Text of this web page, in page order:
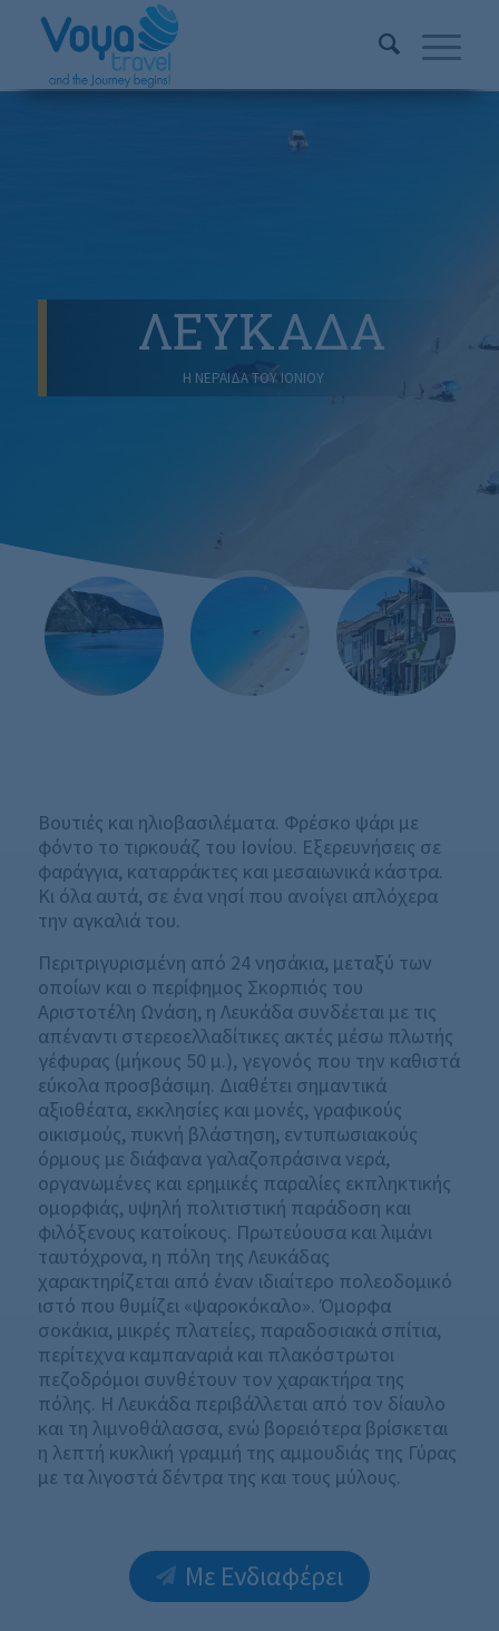
ΛΕΥΚΑΔΑ
Η ΝΕΡΑΙΔΑ ΤΟΥ ΙΟΝΙΟΥ
Βουτιές και ηλιοβασιλέματα. Φρέσκο ψάρι με
φόντο το τιρκουάζ του Ιονίου. Εξερευνήσεις σε
φαράγγια, καταρράκτες και μεσαιωνικά κάστρα.
Κι όλα αυτά, σε ένα νησί που ανοίγει απλόχερα
την αγκαλιά του.
Περιτριγυρισμένη από 24 νησάκια, μεταξύ των
οποίων και ο περίφημος Σκορπιός του
Αριστοτέλη Ωνάση, η Λευκάδα συνδέεται με τις
απέναντι στερεοελλαδίτικες ακτές μέσω πλωτής
γέφυρας (μήκους 50 μ.), γεγονός που την καθιστά
εύκολα προσβάσιμη. Διαθέτει σημαντικά
αξιοθέατα, εκκλησίες και μονές, γραφικούς
οικισμούς, πυκνή βλάστηση, εντυπωσιακούς
όρμους με διάφανα γαλαζοπράσινα νερά,
οργανωμένες και ερημικές παραλίες εκπληκτικής
ομορφιάς, υψηλή πολιτιστική παράδοση και
φιλόξενους κατοίκους. Πρωτεύουσα και λιμάνι
ταυτόχρονα, η πόλη της Λευκάδας
χαρακτηρίζεται από έναν ιδιαίτερο πολεοδομικό
ιστό που θυμίζει «ψαροκόκαλο». Όμορφα
σοκάκια, μικρές πλατείες, παραδοσιακά σπίτια,
περίτεχνα καμπαναριά και πλακόστρωτοι
πεζοδρόμοι συνθέτουν τον χαρακτήρα της
πόλης. Η Λευκάδα περιβάλλεται από τον δίαυλο
και τη λιμνοθάλασσα, ενώ βορειότερα βρίσκεται
η λεπτή κυκλική γραμμή της αμμουδιάς της Γύρας
με τα λιγοστά δέντρα της και τους μύλους.
Με Ενδιαφέρει